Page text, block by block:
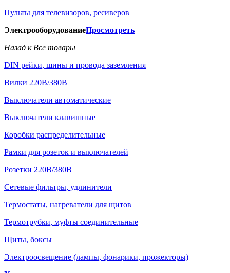
Пульты для телевизоров, ресиверов
ЭлектрооборудованиеПросмотреть
Назад к Все товары
DIN рейки, шины и провода заземления
Вилки 220В/380В
Выключатели автоматические
Выключатели клавишные
Коробки распределительные
Рамки для розеток и выключателей
Розетки 220В/380В
Сетевые фильтры, удлинители
Термостаты, нагреватели для щитов
Термотрубки, муфты соединительные
Щиты, боксы
Электроосвещение (лампы, фонарики, прожекторы)